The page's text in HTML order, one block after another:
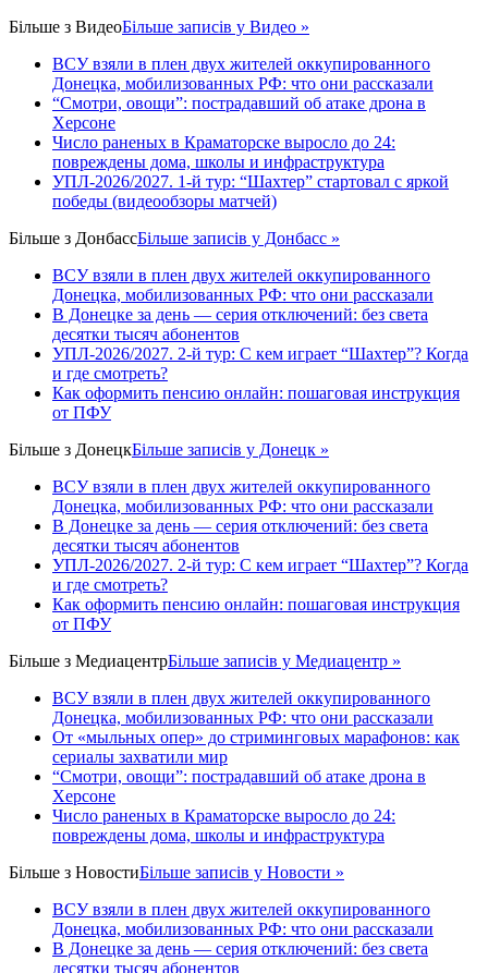
Більше з ВидеоБільше записів у Видео »
ВСУ взяли в плен двух жителей оккупированного
Донецка, мобилизованных РФ: что они рассказали
“Смотри, овощи”: пострадавший об атаке дрона в
Херсоне
Число раненых в Краматорске выросло до 24:
повреждены дома, школы и инфраструктура
УПЛ-2026/2027. 1-й тур: “Шахтер” стартовал с яркой
победы (видеообзоры матчей)
Більше з ДонбассБільше записів у Донбасс »
ВСУ взяли в плен двух жителей оккупированного
Донецка, мобилизованных РФ: что они рассказали
В Донецке за день — серия отключений: без света
десятки тысяч абонентов
УПЛ-2026/2027. 2-й тур: С кем играет “Шахтер”? Когда
и где смотреть?
Как оформить пенсию онлайн: пошаговая инструкция
от ПФУ
Більше з ДонецкБільше записів у Донецк »
ВСУ взяли в плен двух жителей оккупированного
Донецка, мобилизованных РФ: что они рассказали
В Донецке за день — серия отключений: без света
десятки тысяч абонентов
УПЛ-2026/2027. 2-й тур: С кем играет “Шахтер”? Когда
и где смотреть?
Как оформить пенсию онлайн: пошаговая инструкция
от ПФУ
Більше з МедиацентрБільше записів у Медиацентр »
ВСУ взяли в плен двух жителей оккупированного
Донецка, мобилизованных РФ: что они рассказали
От «мыльных опер» до стриминговых марафонов: как
сериалы захватили мир
“Смотри, овощи”: пострадавший об атаке дрона в
Херсоне
Число раненых в Краматорске выросло до 24:
повреждены дома, школы и инфраструктура
Більше з НовостиБільше записів у Новости »
ВСУ взяли в плен двух жителей оккупированного
Донецка, мобилизованных РФ: что они рассказали
В Донецке за день — серия отключений: без света
десятки тысяч абонентов